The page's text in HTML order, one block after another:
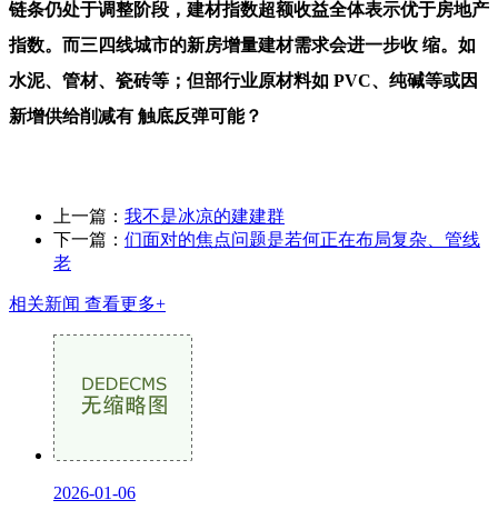
链条仍处于调整阶段，建材指数超额收益全体表示优于房地产
指数。而三四线城市的新房增量建材需求会进一步收 缩。如
水泥、管材、瓷砖等；但部行业原材料如 PVC、纯碱等或因
新增供给削减有 触底反弹可能？
上一篇： 我不是冰凉的建建群
下一篇： 们面对的焦点问题是若何正在布局复杂、管线
老
相关新闻 查看更多+
2026-01-06